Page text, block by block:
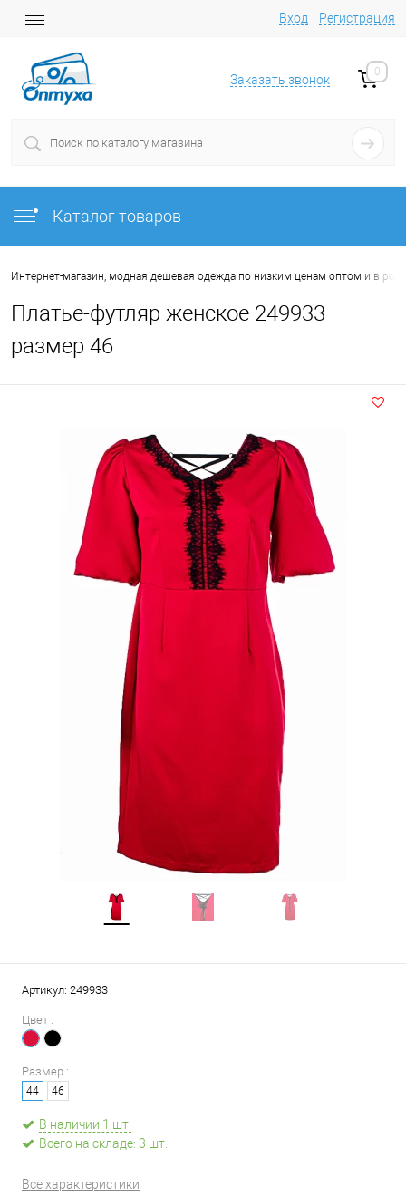
Вход Регистрация
Заказать звонок
0
Каталог товаров
Интернет-магазин, модная дешевая одежда по низким ценам оптом и в
Платье-футляр женское 249933
размер 46
Артикул: 249933
Цвет :
Размер :
44 46
В наличии 1 шт.
Всего на складе: 3 шт.
Все характеристики